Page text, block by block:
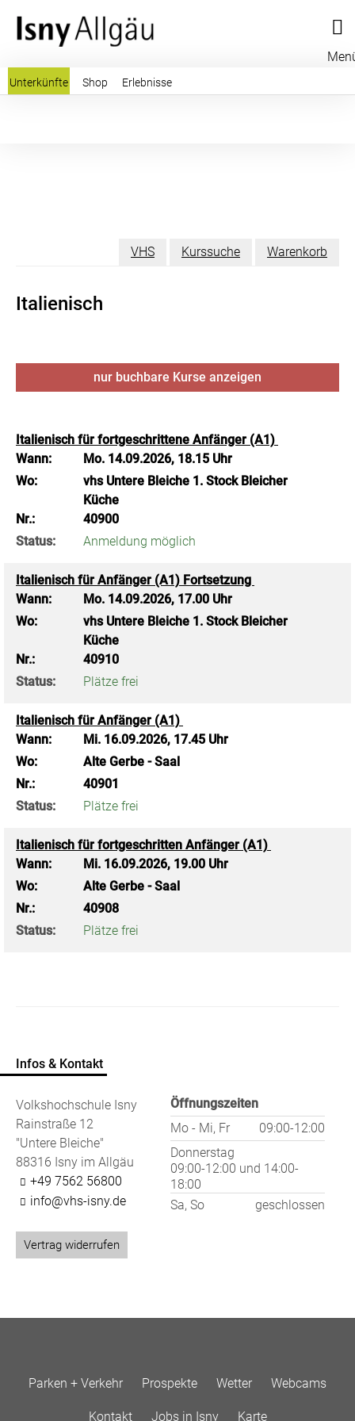
Unterkünfte Shop Erlebnisse
VHS Kurssuche Warenkorb
Italienisch
nur buchbare Kurse anzeigen
Italienisch für fortgeschrittene Anfänger (A1)
Wann:
Mo. 14.09.2026, 18.15 Uhr
Wo:
vhs Untere Bleiche 1. Stock Bleicher
Küche
Nr.:
40900
Status:
Anmeldung möglich
Italienisch für Anfänger (A1) Fortsetzung
Wann:
Mo. 14.09.2026, 17.00 Uhr
Wo:
vhs Untere Bleiche 1. Stock Bleicher
Küche
Nr.:
40910
Status:
Plätze frei
Italienisch für Anfänger (A1)
Wann:
Mi. 16.09.2026, 17.45 Uhr
Wo:
Alte Gerbe - Saal
Nr.:
40901
Status:
Plätze frei
Italienisch für fortgeschritten Anfänger (A1)
Wann:
Mi. 16.09.2026, 19.00 Uhr
Wo:
Alte Gerbe - Saal
Nr.:
40908
Status:
Plätze frei
Infos & Kontakt
Volkshochschule Isny
Rainstraße 12
"Untere Bleiche"
88316 Isny im Allgäu
+49 7562 56800
info@vhs-isny.de
Vertrag widerrufen
Öffnungszeiten
Mo - Mi, Fr
09:00-12:00
Donnerstag
09:00-12:00 und 14:00-
18:00
Sa, So
geschlossen
Parken + Verkehr Prospekte Wetter Webcams
Kontakt Jobs in Isny Karte